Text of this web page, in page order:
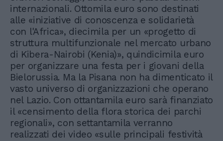
internazionali. Ottomila euro sono destinati
alle «iniziative di conoscenza e solidarietà
con l'Africa», diecimila per un «progetto di
struttura multifunzionale nel mercato urbano
di Kibera-Nairobi (Kenia)», quindicimila euro
per organizzare una festa per i giovani della
Bielorussia. Ma la Pisana non ha dimenticato il
vasto universo di organizzazioni che operano
nel Lazio. Con ottantamila euro sarà finanziato
il «censimento della flora storica dei parchi
regionali», con settantamila verranno
realizzati dei video «sulle principali festività